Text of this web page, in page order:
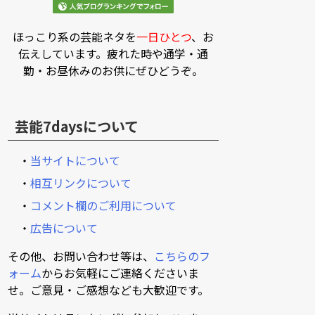
ほっこり系の芸能ネタを一日ひとつ、お
伝えしています。疲れた時や通学・通
勤・お昼休みのお供にぜひどうぞ。
芸能7daysについて
・ 当サイトについて
・ 相互リンクについて
・ コメント欄のご利用について
・ 広告について
その他、お問い合わせ等は、 こちらのフ
ォームからお気軽にご連絡くださいま
せ。ご意見・ご感想なども大歓迎です。